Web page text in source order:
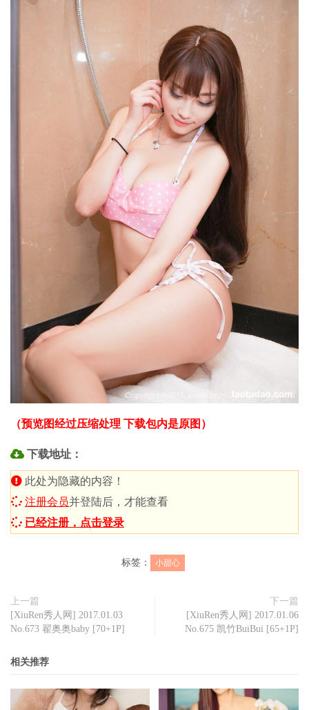
（预览图经过压缩处理 下载包内是原图）
下载地址：
此处为隐藏的内容！
注册会员并登陆后，才能查看
已经注册，点击登录
标签： 小甜心
上一篇
[XiuRen秀人网] 2017.01.03
No.673 翟奥奥baby [70+1P]
下一篇
[XiuRen秀人网] 2017.01.06
No.675 凯竹BuiBui [65+1P]
相关推荐